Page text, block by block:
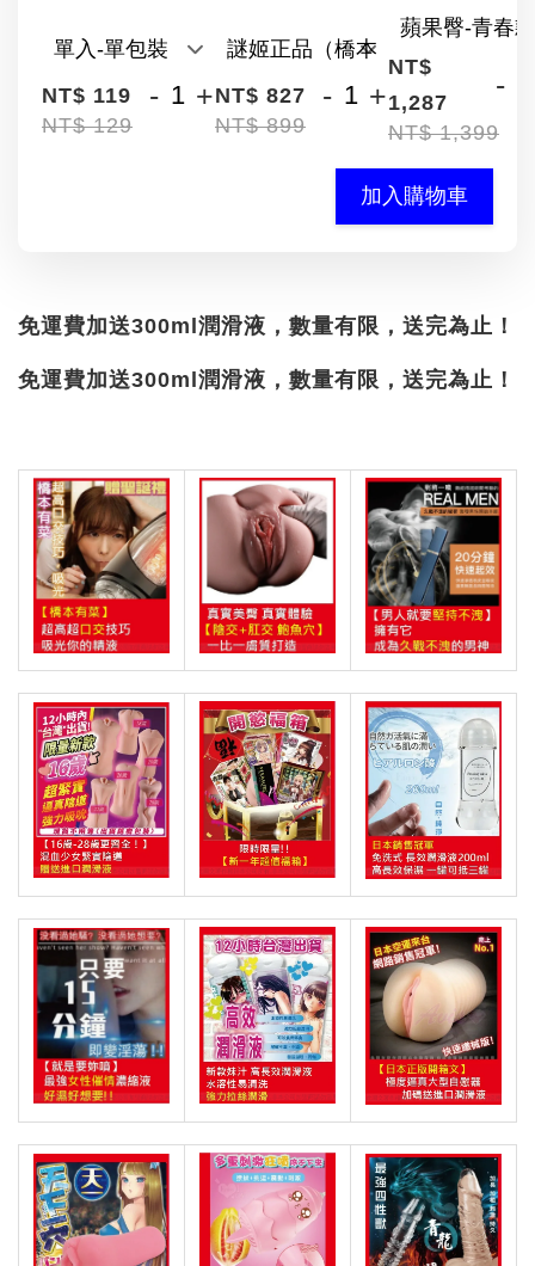
NT$ 119
NT$ 129
- +NT$ 827
NT$ 899
- +
NT$
1,287
NT$ 1,399
-
加入購物車
免運費加送300ml潤滑液，數量有限，送完為止！
免運費加送300ml潤滑液，數量有限，送完為止！